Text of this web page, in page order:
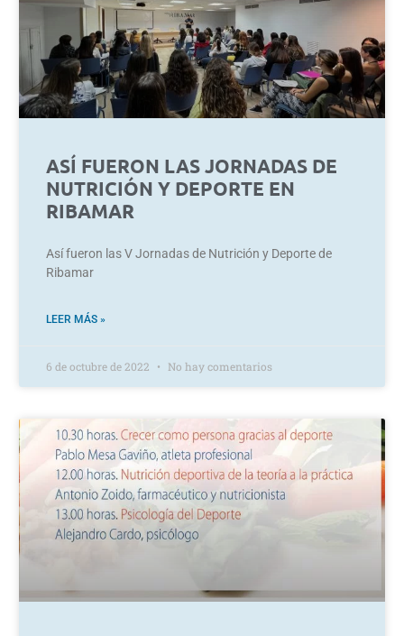
ASÍ FUERON LAS JORNADAS DE
NUTRICIÓN Y DEPORTE EN
RIBAMAR
Así fueron las V Jornadas de Nutrición y Deporte de
Ribamar
LEER MÁS »
6 de octubre de 2022 No hay comentarios